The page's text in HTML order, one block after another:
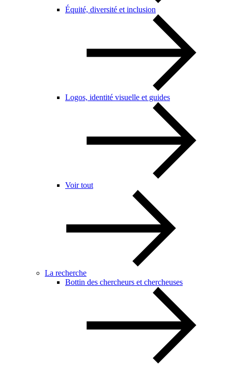
Équité, diversité et inclusion
Logos, identité visuelle et guides
Voir tout
La recherche
Bottin des chercheurs et chercheuses